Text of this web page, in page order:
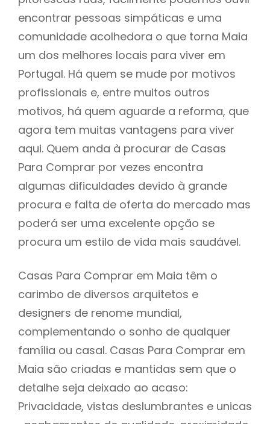
encontrar pessoas simpáticas e uma
comunidade acolhedora o que torna Maia
um dos melhores locais para viver em
Portugal. Há quem se mude por motivos
profissionais e, entre muitos outros
motivos, há quem aguarde a reforma, que
agora tem muitas vantagens para viver
aqui. Quem anda à procurar de Casas
Para Comprar por vezes encontra
algumas dificuldades devido à grande
procura e falta de oferta do mercado mas
poderá ser uma excelente opção se
procura um estilo de vida mais saudável.
Casas Para Comprar em Maia têm o
carimbo de diversos arquitetos e
designers de renome mundial,
complementando o sonho de qualquer
família ou casal. Casas Para Comprar em
Maia são criadas e mantidas sem que o
detalhe seja deixado ao acaso:
Privacidade, vistas deslumbrantes e unicas